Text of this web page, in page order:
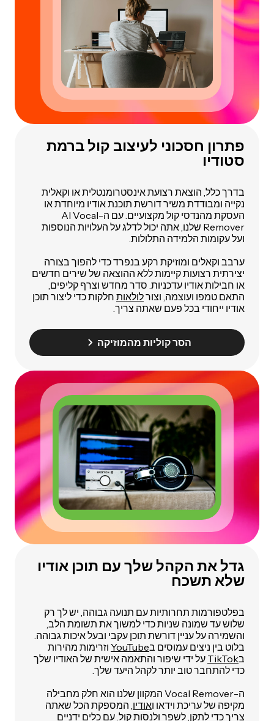
פתרון חסכוני לעיצוב קול ברמת
סטודיו
בדרך כלל, הוצאת רצועת אינסטרומנטלית או וקאלית
נקייה ומבודדת משיר דורשת תוכנת אודיו מיוחדת או
העסקת מהנדסי קול מקצועיים. עם ה-AI Vocal
Remover שלנו, אתה יכול לדלג על העלויות הנוספות
ועל עקומות הלמידה התלולות.
ערבב וקאלים ומוזיקת רקע בנפרד כדי להפוך בצורה
יצירתית רצועות קיימות ללא ההוצאה של שירים חדשים
או חבילות אודיו עדכניות. סדר מחדש וצרף קליפים,
התאם טמפו ועוצמה, וצורלולאות חלקות כדי ליצור תוכן
אודיו ייחודי בכל פעם שאתה צריך.
הסר קוליות מהמוזיקה
גדל את הקהל שלך עם תוכן אודיו
שלא תשכח
בפלטפורמות תחרותיות עם תנועה גבוהה, יש לך רק
שלוש עד שמונה שניות כדי למשוך את תשומת הלב,
והשמירה על עניין דורשת תוכן עקבי ובעל איכות גבוהה.
בלוט בין ניצים עמוסים בYouTube וזרימות מהירות
בTikTok על ידי שיפור והתאמה אישית של האודיו שלך
כדי להתחבר טוב יותר לקהל היעד שלך.
ה-Vocal Remover המקוון שלנו הוא חלק מחבילה
מקיפה של עריכת וידאו ואודיו, המספקת הכל שאתה
צריך כדי לתקן, לשפר ולנסות קול. עם כלים ידניים